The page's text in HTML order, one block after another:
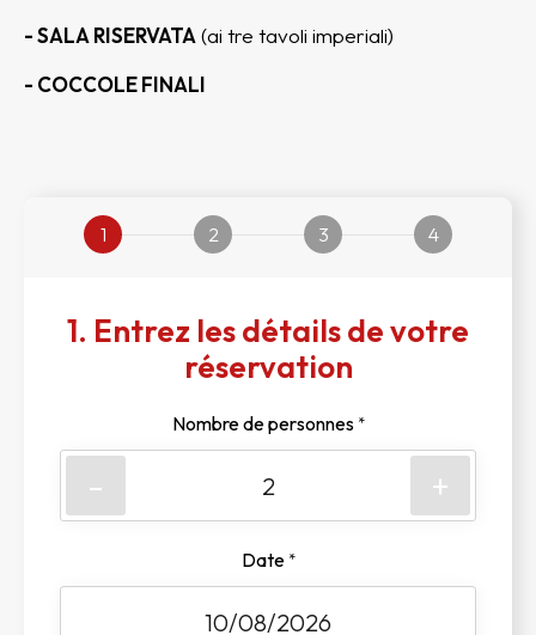
- SALA RISERVATA (ai tre tavoli imperiali)
- COCCOLE FINALI
1 2 3 4
1. Entrez les détails de votre
réservation
Nombre de personnes *
- +
Date *